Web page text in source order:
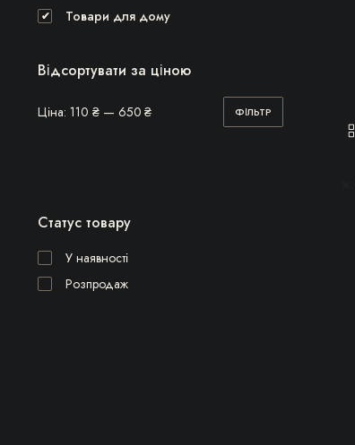
Товари для дому
Відсортувати за ціною
ФІЛЬТР
Ціна: 110 ₴— 650 ₴
Статус товару
У наявності
Розпродаж